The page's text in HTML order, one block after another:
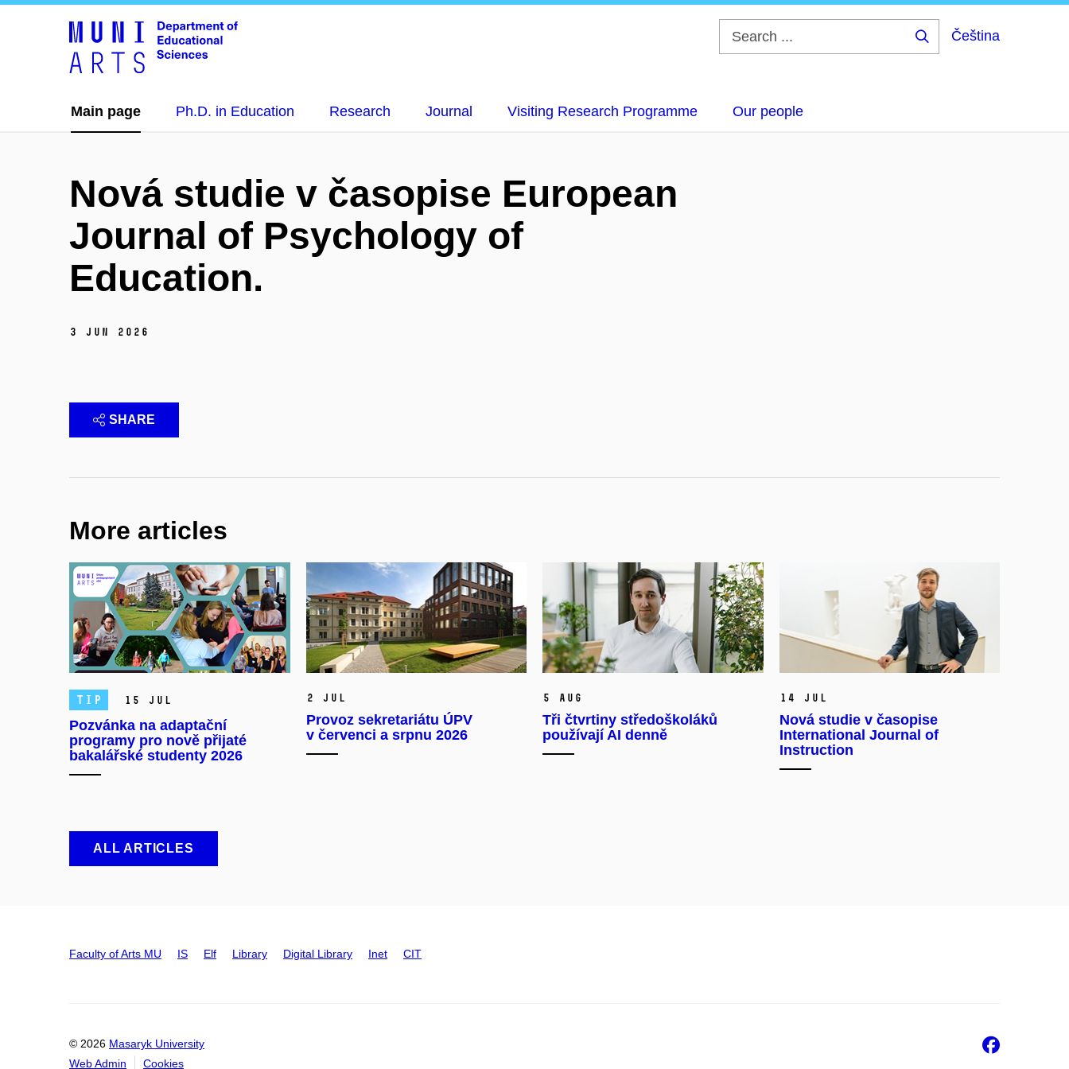
Čeština
Main page Ph.D. in Education Research Journal Visiting Research Programme Our people
Nová studie v časopise European
Journal of Psychology of
Education.
3 Jun 2026
SHARE
More articles
TIP 15 Jul
Pozvánka na adaptační
programy pro nově přijaté
bakalářské studenty 2026
2 Jul
Provoz sekretariátu ÚPV
v červenci a srpnu 2026
5 Aug
Tři čtvrtiny středoškoláků
používají AI denně
14 Jul
Nová studie v časopise
International Journal of
Instruction
ALL ARTICLES
Faculty of Arts MU IS Elf Library Digital Library Inet CIT
© 2026 Masaryk University
Web Admin
Cookies